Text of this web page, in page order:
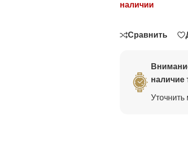
наличии
Сравнить
наличие